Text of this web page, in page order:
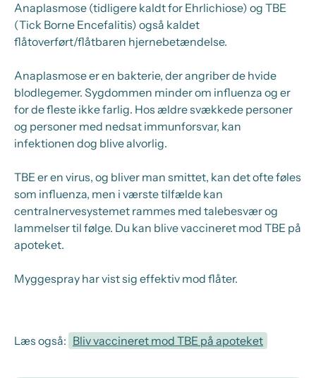
Anaplasmose (tidligere kaldt for Ehrlichiose) og TBE
(Tick Borne Encefalitis) også kaldet
flåtoverført/flåtbaren hjernebetændelse.
Anaplasmose er en bakterie, der angriber de hvide
blodlegemer. Sygdommen minder om influenza og er
for de fleste ikke farlig. Hos ældre svækkede personer
og personer med nedsat immunforsvar, kan
infektionen dog blive alvorlig.
TBE er en virus, og bliver man smittet, kan det ofte føles
som influenza, men i værste tilfælde kan
centralnervesystemet rammes med talebesvær og
lammelser til følge. Du kan blive vaccineret mod TBE på
apoteket.
Myggespray har vist sig effektiv mod flåter.
Læs også: Bliv vaccineret mod TBE på apoteket